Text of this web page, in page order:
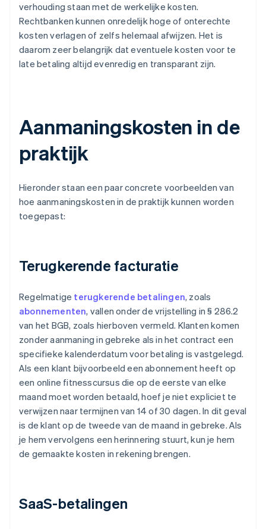
verhouding staan met de werkelijke kosten.
Rechtbanken kunnen onredelijk hoge of onterechte
kosten verlagen of zelfs helemaal afwijzen. Het is
daarom zeer belangrijk dat eventuele kosten voor te
late betaling altijd evenredig en transparant zijn.
Aanmaningskosten in de
praktijk
Hieronder staan een paar concrete voorbeelden van
hoe aanmaningskosten in de praktijk kunnen worden
toegepast:
Terugkerende facturatie
Regelmatige terugkerende betalingen, zoals
abonnementen, vallen onder de vrijstelling in § 286.2
van het BGB, zoals hierboven vermeld. Klanten komen
zonder aanmaning in gebreke als in het contract een
specifieke kalenderdatum voor betaling is vastgelegd.
Als een klant bijvoorbeeld een abonnement heeft op
een online fitnesscursus die op de eerste van elke
maand moet worden betaald, hoef je niet expliciet te
verwijzen naar termijnen van 14 of 30 dagen. In dit geval
is de klant op de tweede van de maand in gebreke. Als
je hem vervolgens een herinnering stuurt, kun je hem
de gemaakte kosten in rekening brengen.
SaaS-betalingen